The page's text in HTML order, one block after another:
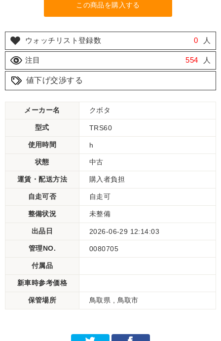
この商品を購入する
ウォッチリスト登録数 0 人
注目 554 人
値下げ交渉する
メーカー名 クボタ
型式 TRS60
使用時間 h
状態 中古
運賃・配送方法 購入者負担
自走可否 自走可
整備状況 未整備
出品日 2026-06-29 12:14:03
管理NO. 0080705
付属品
新車時参考価格
保管場所 鳥取県 , 鳥取市